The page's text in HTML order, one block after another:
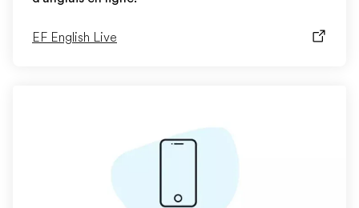
EF English Live